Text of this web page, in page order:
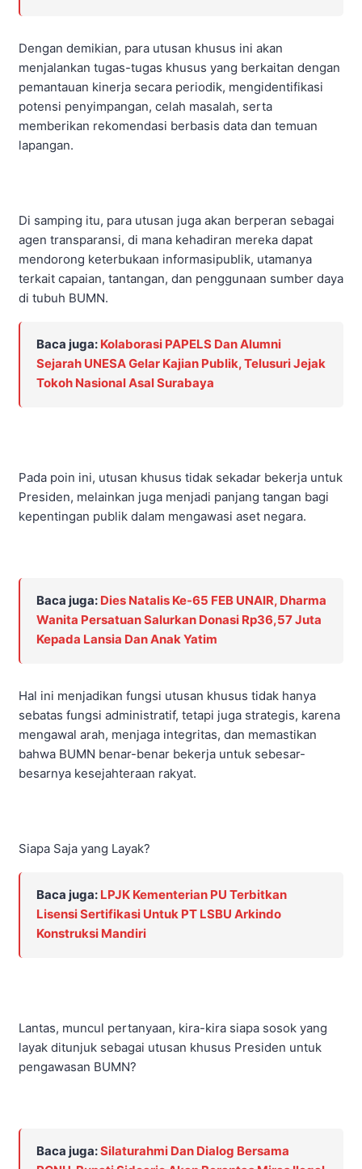
Dengan demikian, para utusan khusus ini akan
menjalankan tugas-tugas khusus yang berkaitan dengan
pemantauan kinerja secara periodik, mengidentifikasi
potensi penyimpangan, celah masalah, serta
memberikan rekomendasi berbasis data dan temuan
lapangan.
Di samping itu, para utusan juga akan berperan sebagai
agen transparansi, di mana kehadiran mereka dapat
mendorong keterbukaan informasipublik, utamanya
terkait capaian, tantangan, dan penggunaan sumber daya
di tubuh BUMN.
Baca juga: Kolaborasi PAPELS Dan Alumni
Sejarah UNESA Gelar Kajian Publik, Telusuri Jejak
Tokoh Nasional Asal Surabaya
Pada poin ini, utusan khusus tidak sekadar bekerja untuk
Presiden, melainkan juga menjadi panjang tangan bagi
kepentingan publik dalam mengawasi aset negara.
Baca juga: Dies Natalis Ke-65 FEB UNAIR, Dharma
Wanita Persatuan Salurkan Donasi Rp36,57 Juta
Kepada Lansia Dan Anak Yatim
Hal ini menjadikan fungsi utusan khusus tidak hanya
sebatas fungsi administratif, tetapi juga strategis, karena
mengawal arah, menjaga integritas, dan memastikan
bahwa BUMN benar-benar bekerja untuk sebesar-
besarnya kesejahteraan rakyat.
Siapa Saja yang Layak?
Baca juga: LPJK Kementerian PU Terbitkan
Lisensi Sertifikasi Untuk PT LSBU Arkindo
Konstruksi Mandiri
Lantas, muncul pertanyaan, kira-kira siapa sosok yang
layak ditunjuk sebagai utusan khusus Presiden untuk
pengawasan BUMN?
Baca juga:Silaturahmi Dan Dialog Bersama